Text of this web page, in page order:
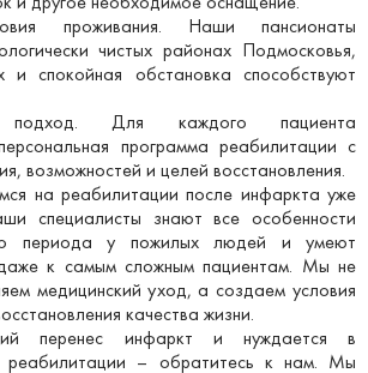
проживания. Наши пансионаты
чистых районах Подмосковья,
и спокойная обстановка способствуют
подход. Для каждого пациента
программа реабилитации с
возможностей и целей восстановления.
на реабилитации после инфаркта уже
специалисты знают все особенности
периода у пожилых людей и умеют
к самым сложным пациентам. Мы не
медицинский уход, а создаем условия
качества жизни.
перенес инфаркт и нуждается в
реабилитации – обратитесь к нам. Мы